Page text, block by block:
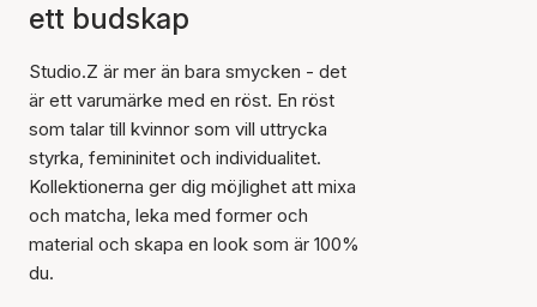
ett budskap
Studio.Z är mer än bara smycken - det
är ett varumärke med en röst. En röst
som talar till kvinnor som vill uttrycka
styrka, femininitet och individualitet.
Kollektionerna ger dig möjlighet att mixa
och matcha, leka med former och
material och skapa en look som är 100%
du.